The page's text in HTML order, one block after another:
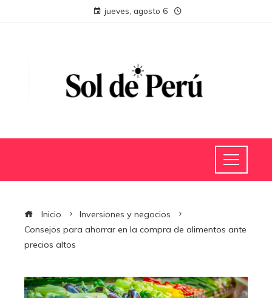
jueves, agosto 6
Inicio
Inversiones y negocios
Consejos para ahorrar en la compra de alimentos ante
precios altos